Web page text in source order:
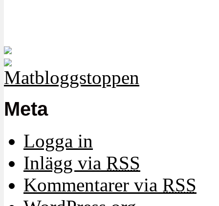
Meta
Logga in
Inlägg via RSS
Kommentarer via RSS